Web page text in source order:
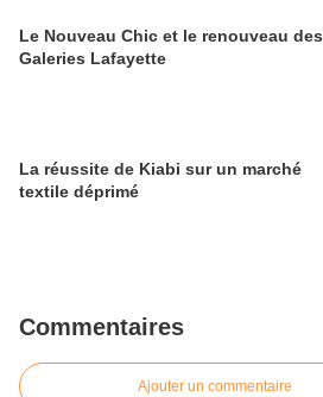
Le Nouveau Chic et le renouveau des
Galeries Lafayette
La réussite de Kiabi sur un marché
textile déprimé
Commentaires
Ajouter un commentaire